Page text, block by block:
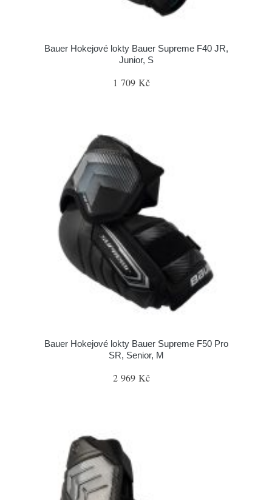
Bauer Hokejové lokty Bauer Supreme F40 JR,
Junior, S
1 709 Kč
Bauer Hokejové lokty Bauer Supreme F50 Pro
SR, Senior, M
2 969 Kč